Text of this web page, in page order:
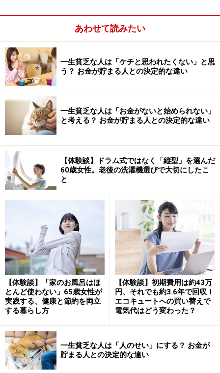
ただし、アンケートで「金融資産非保有」と答えた方の
中には、「運用または将来の備えとしての資産」として
区切っていない人が含まれています。そのような方々
は、生活資金口座にまとまったお金を預けっぱなしにし
ており、その預貯金の平均は「544万円」です。
上記のデータにおける
均値は1433万円、中央値は485万円です。
平均の貯蓄額が「1433万円」と大きい数値ですが、上記
のデータのうち貯蓄額が突出している「2000万～3000万
円未満：8.2％」や「3000万円以上：16.1％」が大きく影
響していると考えられます。そのため実態をみるとき
は、値の小さい順、もしくは大きい順に並べた真ん中に
ある値の「中央値」の方が参考になります。
つまり、70歳代おひとりさまの多くは貯蓄額が485万円
ほどといえるでしょう。
70歳代以降は健康寿命を延ばし、医療費を
減らそう！
70歳代の貯蓄額の結果をみて「残りの人生も少なくなる
あわせて読みたい
一生貧乏な人は「ケチと思われたくない」と思
う？ お金が貯まる人との決定的な違い
一生貧乏な人は「お金がないと始められない」
と考える？ お金が貯まる人との決定的な違い
【体験談】ドラム式ではなく「縦型」を選んだ
60歳女性。老後の洗濯機選びで大切にしたこ
と
【体験談】「家のお風呂はほ
とんど使わない」65歳女性が
実践する、健康と節約を両立
する暮らし方
【体験談】初期費用は約43万
円、それでも約3.6年で回収！
エコキュートへの買い替えで
電気代はどう変わった？
一生貧乏な人は「人のせい」にする？ お金が
貯まる人との決定的な違い